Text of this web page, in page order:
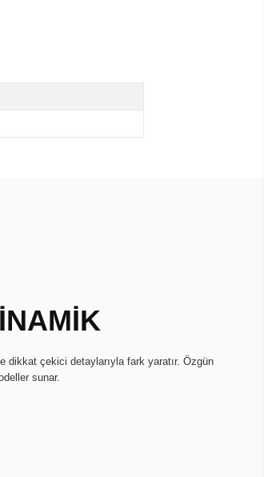
dikkat çekici detaylarıyla fark yaratır. Özgün
sunar.